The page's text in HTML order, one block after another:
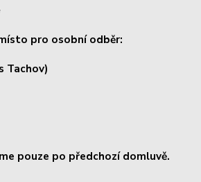
pro osobní odběr:
Tachov)
pouze po předchozí domluvě.